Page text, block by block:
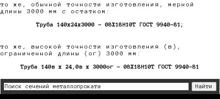
то же, обычной точности изготовления, мерной
длины 3000 мм с остатком:
Труба 140х24х3000 - 08Х18Н10Т ГОСТ 9940-81;
то же, высокой точности изготовления (в),
ограниченной длины (ог) 3000 мм:
Труба 140в х 24,0в х 3000ог - 08Х18Н10Т ГОСТ 9940-81